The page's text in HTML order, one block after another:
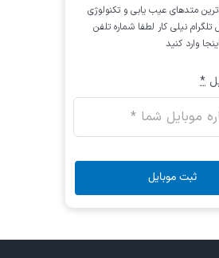
متد‌های عیب یابی‌ و تکنولوژی
تلگرام نیلی کار لطفا شماره تلفن
وارد کنید
*
ثبت موبایل